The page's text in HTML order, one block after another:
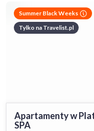
Summer Black Weeks
Tylko na Travelist.pl
Apartamenty w
SPA